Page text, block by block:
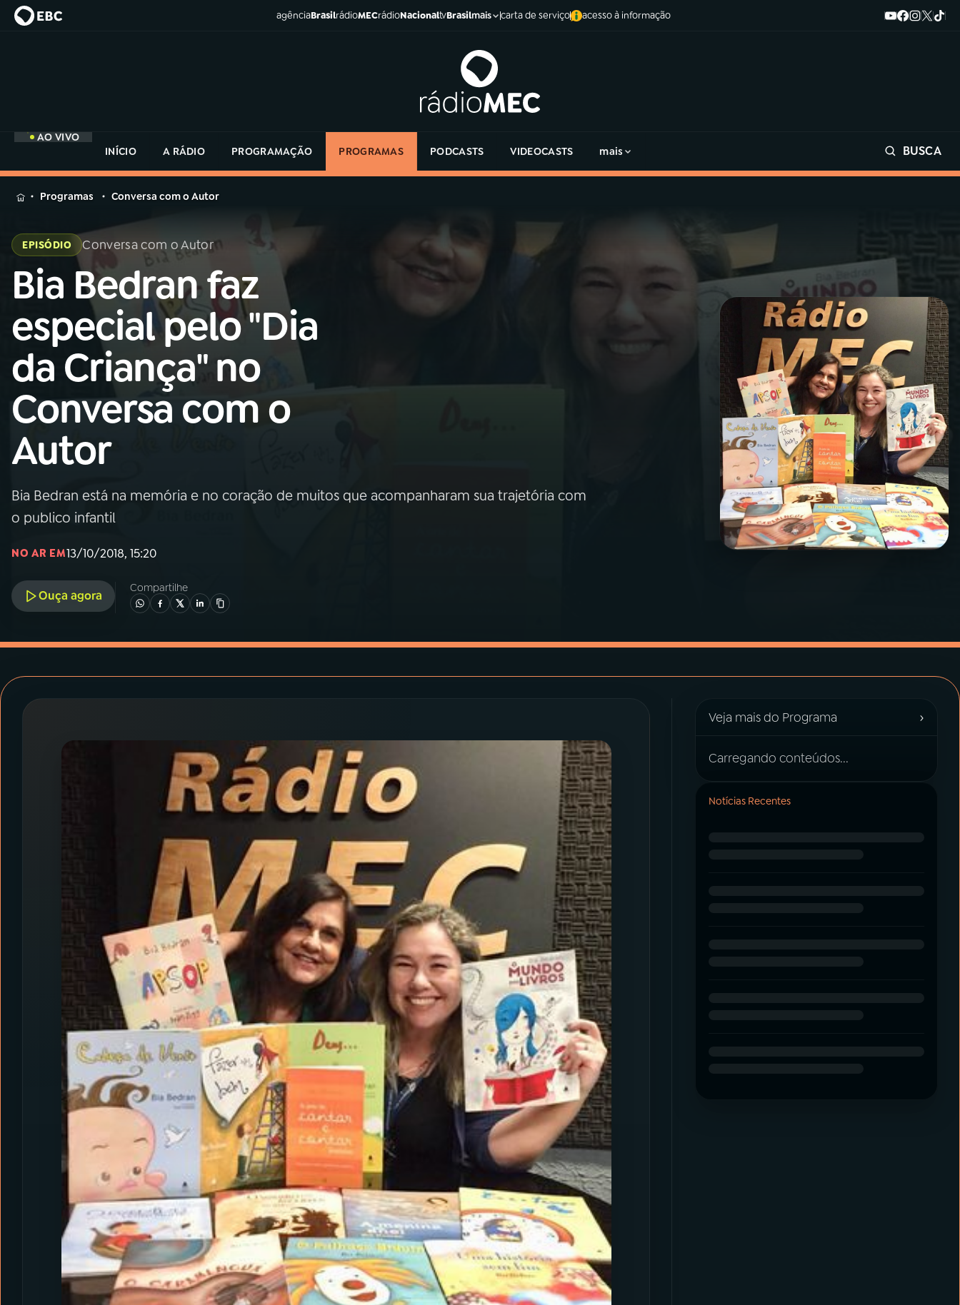
agênciaBrasilrádioMECrádioNacionaltvBrasilmais carta de serviço acesso à informação
AO VIVO
INÍCIO
A RÁDIO PROGRAMAÇÃO PROGRAMAS PODCASTS VIDEOCASTS mais BUSCA
MENU
Buscar
na
Rádio
MEC
Início AO VIVO
01 INÍCIO
02A RÁDIO
PROGRAMAÇÃO
04PROGRAMAS
05 PODCASTS
06VIDEOCASTS
07ÚLTIMAS
ACOMPANHE A RÁDIO MEC
Facebook
X
na
Rádio
MEC
Programas Conversa com o Autor
EPISÓDIO Conversa com o Autor
Bia Bedran faz
especial pelo "Dia
da Criança" no
Conversa com o
Autor
Bia Bedran está na memória e no coração de muitos que acompanharam sua trajetória com
o publico infantil
NO AR EM13/10/2018, 15:20
Ouça agora
Compartilhe
Veja mais do Programa ›
Carregando conteúdos...
Notícias Recentes